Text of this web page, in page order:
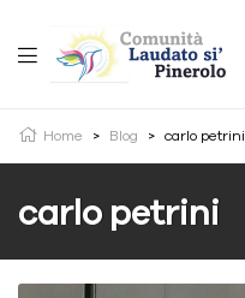
Home > Blog > carlo petrini
carlo petrini